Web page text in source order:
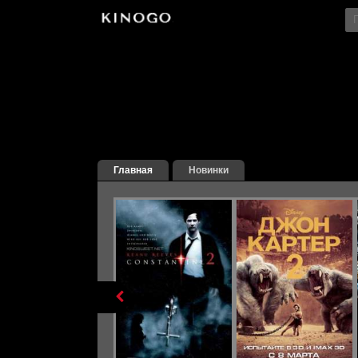
Главная Новинки